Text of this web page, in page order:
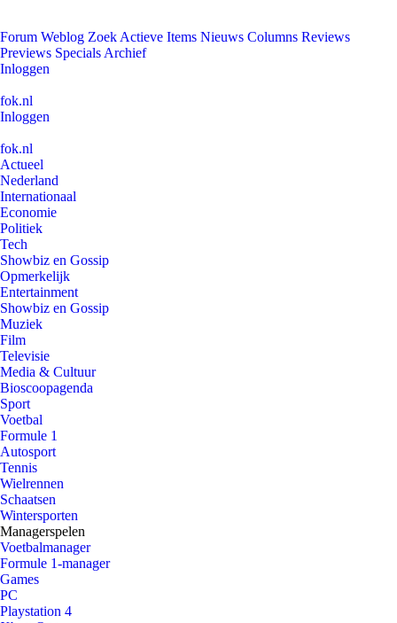
Forum Weblog Zoek Actieve Items Nieuws Columns Reviews
Previews Specials Archief
Inloggen
fok.nl
Inloggen
fok.nl
Actueel
Nederland
Internationaal
Economie
Politiek
Tech
Showbiz en Gossip
Opmerkelijk
Entertainment
Showbiz en Gossip
Muziek
Film
Televisie
Media & Cultuur
Bioscoopagenda
Sport
Voetbal
Formule 1
Autosport
Tennis
Wielrennen
Schaatsen
Wintersporten
Managerspelen
Voetbalmanager
Formule 1-manager
Games
PC
Playstation 4